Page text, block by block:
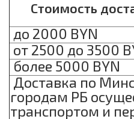
Стоимость
до 2000 BYN
от 2500 до 3500
более 5000 BYN
Доставка по
городам РБ
транспортом и